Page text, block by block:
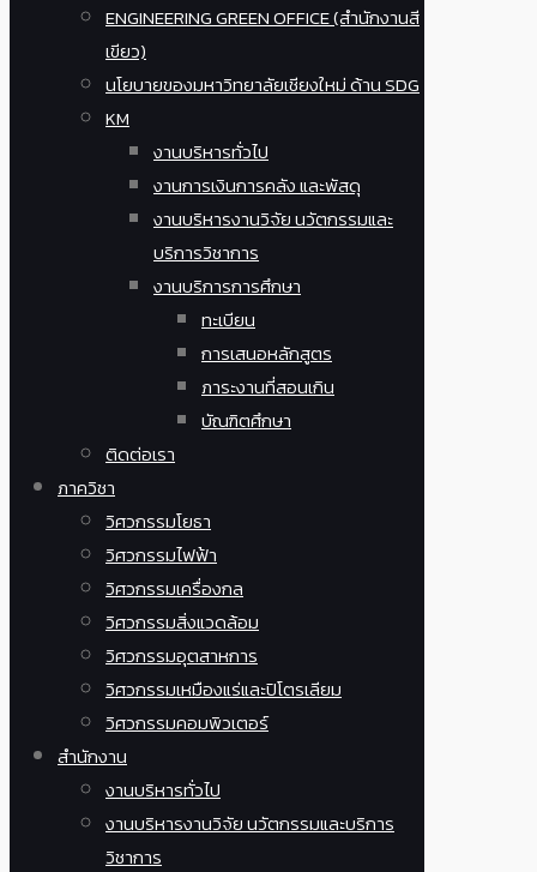
ENGINEERING GREEN OFFICE (สำนักงานสี
เขียว)
นโยบายของมหาวิทยาลัยเชียงใหม่ ด้าน SDG
KM
งานบริหารทั่วไป
งานการเงินการคลัง และพัสดุ
งานบริหารงานวิจัย นวัตกรรมและ
บริการวิชาการ
งานบริการการศึกษา
ทะเบียน
การเสนอหลักสูตร
ภาระงานที่สอนเกิน
บัณฑิตศึกษา
ติดต่อเรา
ภาควิชา
วิศวกรรมโยธา
วิศวกรรมไฟฟ้า
วิศวกรรมเครื่องกล
วิศวกรรมสิ่งแวดล้อม
วิศวกรรมอุตสาหการ
วิศวกรรมเหมืองแร่และปิโตรเลียม
วิศวกรรมคอมพิวเตอร์
สำนักงาน
งานบริหารทั่วไป
งานบริหารงานวิจัย นวัตกรรมและบริการ
วิชาการ